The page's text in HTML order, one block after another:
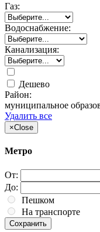
Газ:
Водоснабжение:
Канализация:
Дешево
Район:
муниципальное
Удалить все
×Close
Метро
От:
До:
Пешком
На транспорте
Сохранить